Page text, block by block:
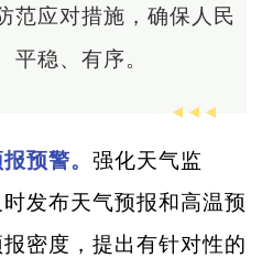
范应对措施，确保人民
平稳、有序。
预警。强化天气监
发布天气预报和高温预
密度，提出有针对性的